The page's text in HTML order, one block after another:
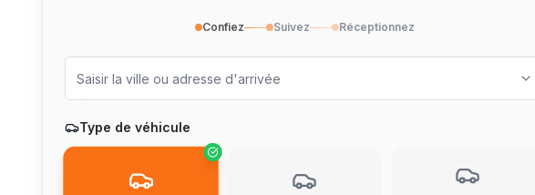
Confiez Suivez Réceptionnez
Type de véhicule